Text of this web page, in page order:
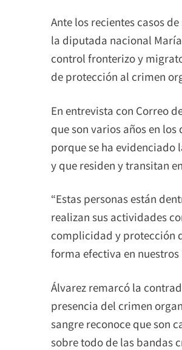
Ante los recientes casos
la diputada nacional
control fronterizo y
de protección al crimen
En entrevista con Correo
que son varios años en
porque se ha evidenciado
y que residen y transitan
“Estas personas están
realizan sus actividades
complicidad y protección
forma efectiva en
Álvarez remarcó la
presencia del crimen
sangre reconoce que son
sobre todo de las bandas